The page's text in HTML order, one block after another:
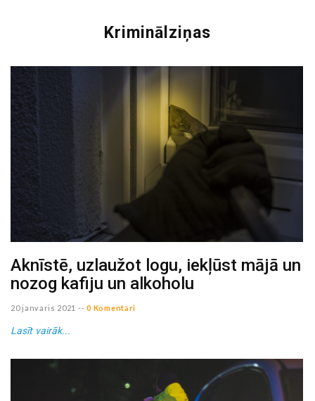
Kriminālziņas
Aknīstē, uzlaužot logu, iekļūst mājā un
nozog kafiju un alkoholu
20 janvaris 2021 -- 0 Komentāri
Lasīt vairāk...